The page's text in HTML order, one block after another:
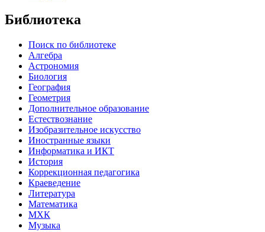
Библиотека
Поиск по библиотеке
Алгебра
Астрономия
Биология
География
Геометрия
Дополнительное образование
Естествознание
Изобразительное искусство
Иностранные языки
Информатика и ИКТ
История
Коррекционная педагогика
Краеведение
Литература
Математика
МХК
Музыка